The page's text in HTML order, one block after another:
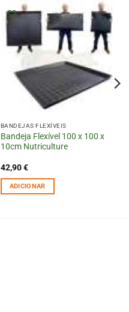
BANDEJAS FLEXÍVEIS
Bandeja Flexível 100 x 100 x
10cm Nutriculture
42,90€
ADICIONAR